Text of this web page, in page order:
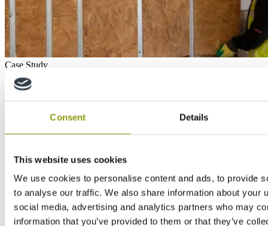
Consent Details
This website uses cookies
We use cookies to personalise content and ads, to provide
to analyse our traffic. We also share information about your
social media, advertising and analytics partners who may
information that you’ve provided to them or that they’ve
Case Study
SMARTPLY PATTRESS PLUS used at the